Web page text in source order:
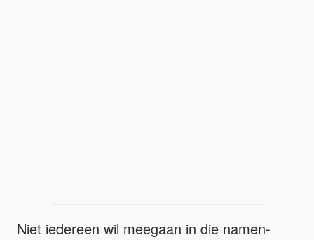
Niet iedereen wil meegaan in die namen-